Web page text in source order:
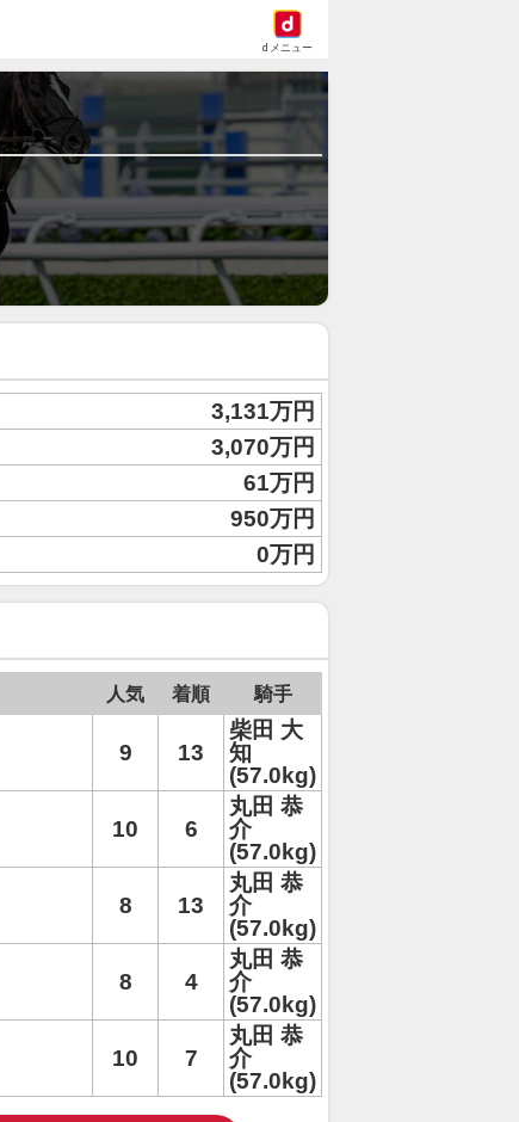
dメニュー
3,131万円
3,070万円
61万円
950万円
0万円
人気 着順 騎手
9 13
柴田 大
知
(57.0kg)
10 6
丸田 恭
介
(57.0kg)
8 13
丸田 恭
介
(57.0kg)
8 4
丸田 恭
介
(57.0kg)
10 7
丸田 恭
介
(57.0kg)